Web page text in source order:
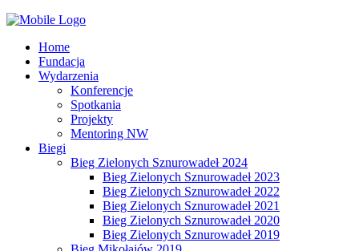
Home
Fundacja
Wydarzenia
Konferencje
Spotkania
Projekty
Mentoring NW
Biegi
Bieg Zielonych Sznurowadeł 2024
Bieg Zielonych Sznurowadeł 2023
Bieg Zielonych Sznurowadeł 2022
Bieg Zielonych Sznurowadeł 2021
Bieg Zielonych Sznurowadeł 2020
Bieg Zielonych Sznurowadeł 2019